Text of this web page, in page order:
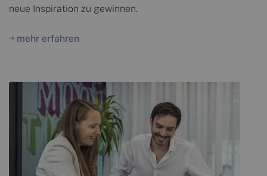
neue Inspiration zu gewinnen.
mehr erfahren